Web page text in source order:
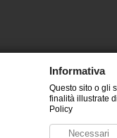
Informativa
Questo sito o gli
finalità illustrate
Policy
Necessari